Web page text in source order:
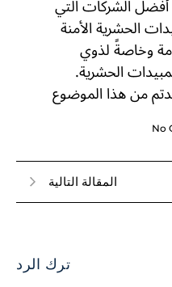
الشركات التي
الحشرية الأمنة
وخاصةً لذوي
الحشرية.
من هذا الموضوع
المقالة التالية
ترك الرد